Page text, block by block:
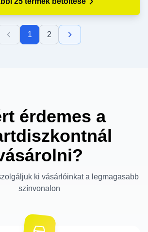
1 2
érdemes a
ki vásárlóinkat a legmagasabb
színvonalon